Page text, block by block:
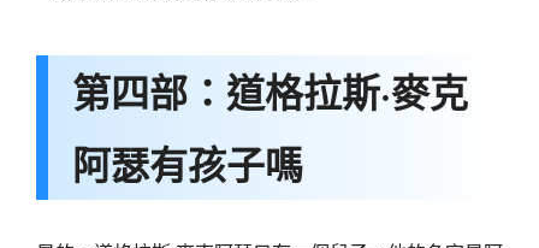
第四部：道格拉斯·麥克
阿瑟有孩子嗎